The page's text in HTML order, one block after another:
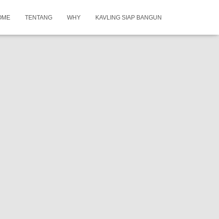
TENTANG WHY KAVLING SIAP BANGUN